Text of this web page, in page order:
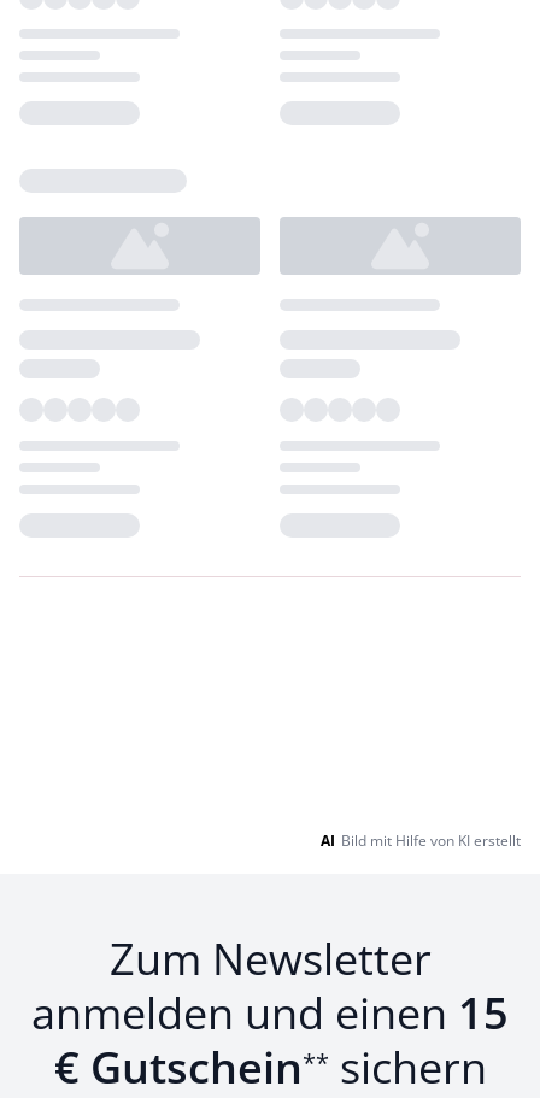
AI Bild mit Hilfe von KI erstellt
Zum Newsletter
anmelden und einen 15
€ Gutschein** sichern